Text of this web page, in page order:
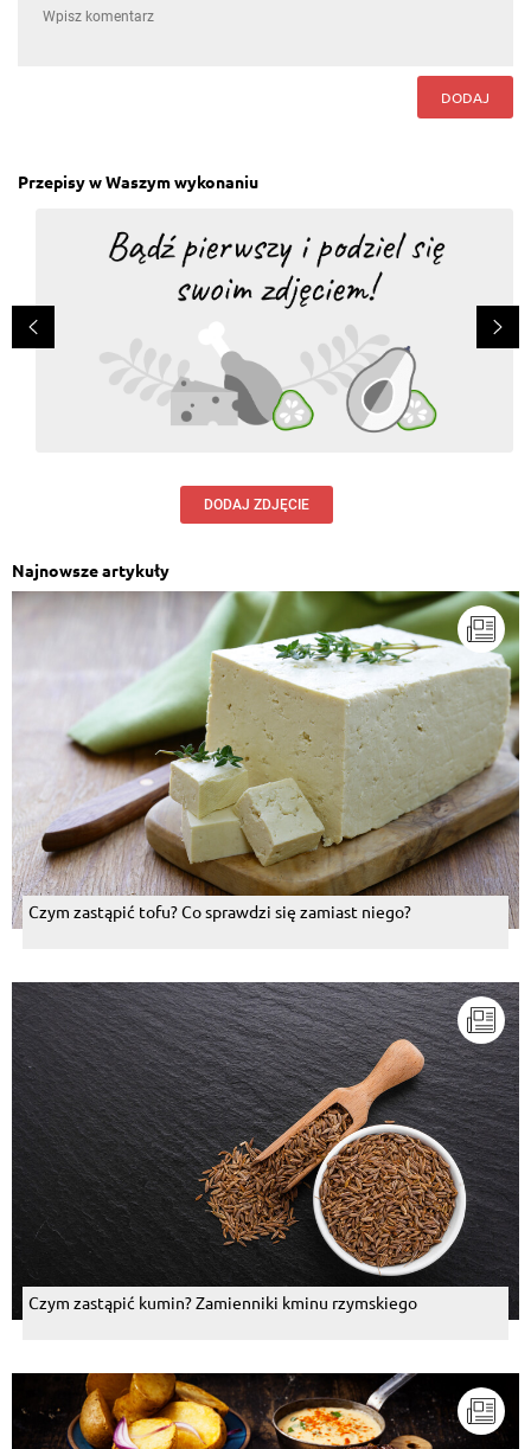
DODAJ
Przepisy w Waszym wykonaniu
DODAJ ZDJĘCIE
Najnowsze artykuły
Czym zastąpić tofu? Co sprawdzi się zamiast niego?
Czym zastąpić kumin? Zamienniki kminu rzymskiego